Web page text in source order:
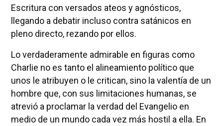
Escritura con versados ateos y agnósticos,
llegando a debatir incluso contra satánicos en
pleno directo, rezando por ellos.
Lo verdaderamente admirable en figuras como
Charlie no es tanto el alineamiento político que
unos le atribuyen o le critican, sino la valentía de un
hombre que, con sus limitaciones humanas, se
atrevió a proclamar la verdad del Evangelio en
medio de un mundo cada vez más hostil a ella. En